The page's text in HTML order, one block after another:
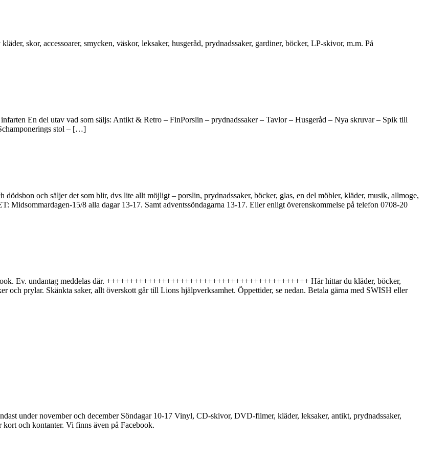
skor, accessoarer, smycken, väskor, leksaker, husgeråd, prydnadssaker, gardiner, böcker, LP-skivor, m.m. På
En del utav vad som säljs: Antikt & Retro – FinPorslin – prydnadssaker – Tavlor – Husgeråd – Nya skruvar – Spik till
stol – […]
och säljer det som blir, dvs lite allt möjligt – porslin, prydnadssaker, böcker, glas, en del möbler, kläder, musik, allmoge,
15/8 alla dagar 13-17. Samt adventssöndagarna 13-17. Eller enligt överenskommelse på telefon 0708-20
Ev. undantag meddelas där. ++++++++++++++++++++++++++++++++++++++++++++ Här hittar du kläder, böcker,
och prylar. Skänkta saker, allt överskott går till Lions hjälpverksamhet. Öppettider, se nedan. Betala gärna med SWISH eller
under november och december Söndagar 10-17 Vinyl, CD-skivor, DVD-filmer, kläder, leksaker, antikt, prydnadssaker,
och kontanter. Vi finns även på Facebook.